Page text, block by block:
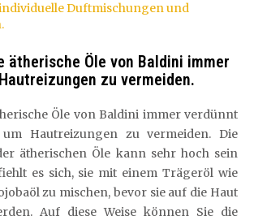
Duftmischungen und
ätherische Öle von Baldini immer
zu vermeiden.
Öle von Baldini immer verdünnt
Hautreizungen zu vermeiden. Die
ätherischen Öle kann sehr hoch sein
es sich, sie mit einem Trägeröl wie
zu mischen, bevor sie auf die Haut
Auf diese Weise können Sie die